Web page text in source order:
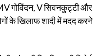
गोविंदन, V सिवनकुट्टी और
के खिलाफ शादी में मदद करने